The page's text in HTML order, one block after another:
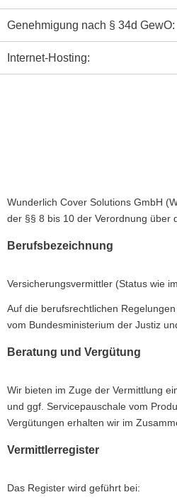
Genehmigung nach § 34d GewO:
Internet-Hosting:
Wunderlich Cover Solutions GmbH
der §§ 8 bis 10 der Verordnung über
Berufsbezeichnung
Versicherungsvermittler (Status wie
Auf die berufsrechtlichen
vom Bundesministerium der Justiz
Beratung und Vergütung
Wir bieten im Zuge der Vermittlung
und ggf. Servicepauschale vom
Vergütungen erhalten wir im
Vermittlerregister
Das Register wird geführt bei: